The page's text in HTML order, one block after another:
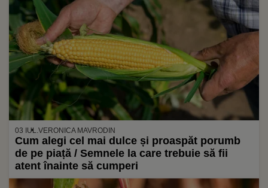
03 IUL.VERONICA MAVRODIN
Cum alegi cel mai dulce și proaspăt porumb
de pe piață / Semnele la care trebuie să fii
atent înainte să cumperi